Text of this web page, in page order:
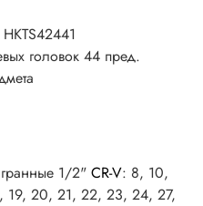
головок 44 пред.
1/2" CR-V: 8, 10,
19, 20, 21, 22, 23, 24, 27,